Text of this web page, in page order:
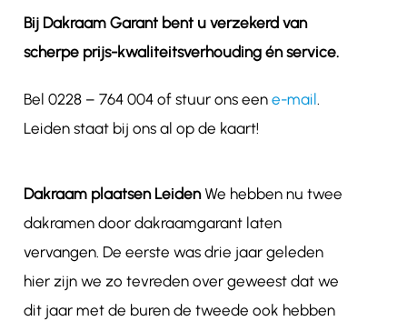
Bij Dakraam Garant bent u verzekerd van
scherpe prijs-kwaliteitsverhouding én service.
Bel 0228 – 764 004 of stuur ons een e-mail
Leiden staat bij ons al op de kaart!
Dakraam plaatsen LeidenWe hebben nu twee
dakramen door dakraamgarant laten
vervangen. De eerste was drie jaar geleden
hier zijn we zo tevreden over geweest dat we
dit jaar met de buren de tweede ook hebben